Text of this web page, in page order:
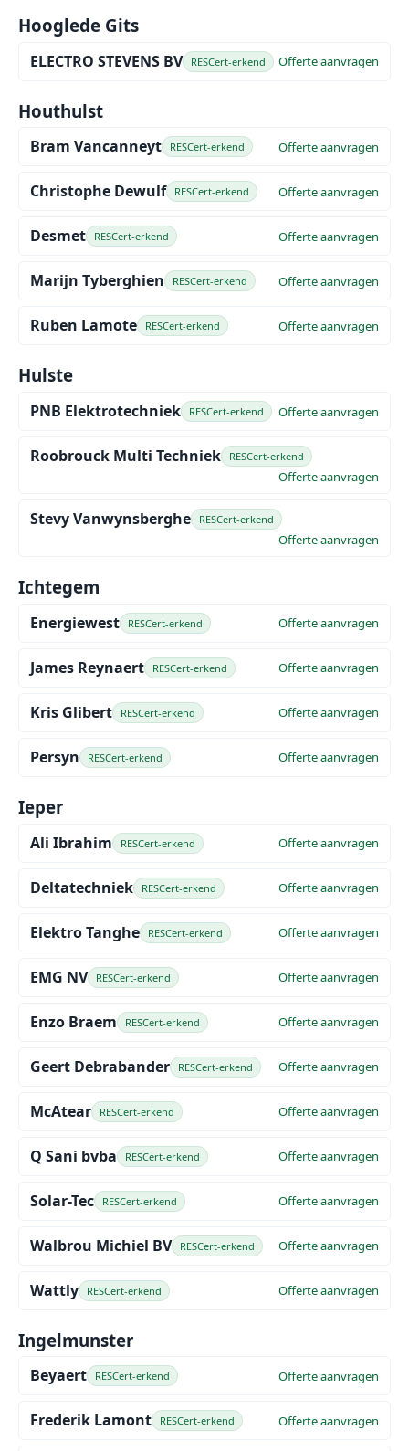
Hooglede Gits
ELECTRO STEVENS BV RESCert-erkend Offerte aanvragen
Houthulst
Bram Vancanneyt RESCert-erkend Offerte aanvragen
Christophe Dewulf RESCert-erkend Offerte aanvragen
Desmet RESCert-erkend Offerte aanvragen
Marijn Tyberghien RESCert-erkend Offerte aanvragen
Ruben Lamote RESCert-erkend Offerte aanvragen
Hulste
PNB Elektrotechniek RESCert-erkend Offerte aanvragen
Roobrouck Multi Techniek RESCert-erkend
Offerte aanvragen
Stevy Vanwynsberghe RESCert-erkend
Offerte aanvragen
Ichtegem
Energiewest RESCert-erkend Offerte aanvragen
James Reynaert RESCert-erkend Offerte aanvragen
Kris Glibert RESCert-erkend Offerte aanvragen
Persyn RESCert-erkend Offerte aanvragen
Ieper
Ali Ibrahim RESCert-erkend Offerte aanvragen
Deltatechniek RESCert-erkend Offerte aanvragen
Elektro Tanghe RESCert-erkend Offerte aanvragen
EMG NV RESCert-erkend Offerte aanvragen
Enzo Braem RESCert-erkend Offerte aanvragen
Geert Debrabander RESCert-erkend Offerte aanvragen
McAtear RESCert-erkend Offerte aanvragen
Q Sani bvba RESCert-erkend Offerte aanvragen
Solar-Tec RESCert-erkend Offerte aanvragen
Walbrou Michiel BV RESCert-erkend Offerte aanvragen
Wattly RESCert-erkend Offerte aanvragen
Ingelmunster
Beyaert RESCert-erkend Offerte aanvragen
Frederik Lamont RESCert-erkend Offerte aanvragen